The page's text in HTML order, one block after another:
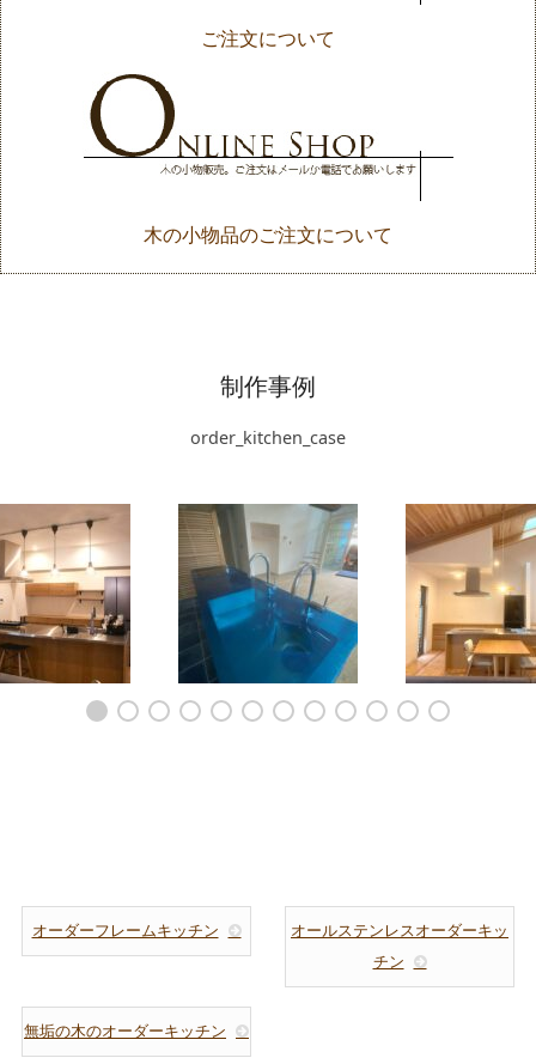
ご注文について
木の小物品のご注文について
制作事例
order_kitchen_case
戸の似合うアイ
平屋の大空間LDKのアイ
ミーレオーブン
オーダーフレームキッチン
オールステンレスオーダーキッ
チン
無垢の木のオーダーキッチン